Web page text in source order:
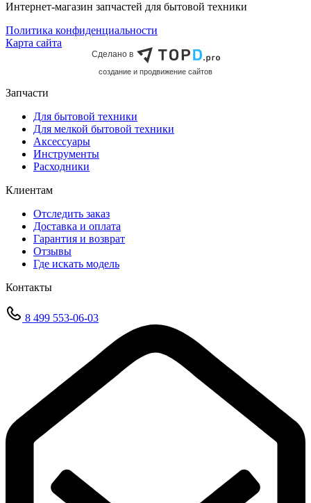
Интернет-магазин запчастей для бытовой техники
Политика конфиденциальности
Карта сайта
Сделано в
cоздание и продвижение сайтов
Запчасти
Для бытовой техники
Для мелкой бытовой техники
Аксессуары
Инструменты
Расходники
Клиентам
Отследить заказ
Доставка и оплата
Гарантия и возврат
Отзывы
Где искать модель
Контакты
8 499 553-06-03